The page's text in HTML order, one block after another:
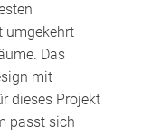
umgekehrt
Das
mit
dieses Projekt
passt sich